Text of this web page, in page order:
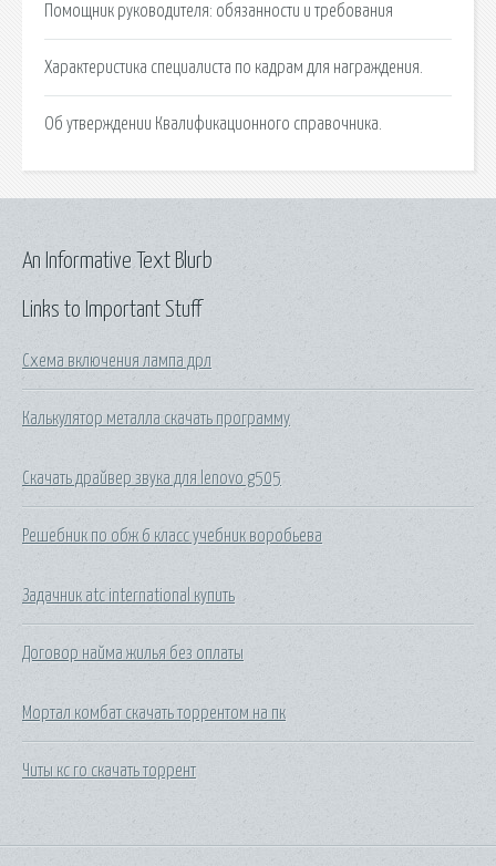
Помощник руководителя: обязанности и требования
Характеристика специалиста по кадрам для награждения.
Об утверждении Квалификационного справочника.
Links to Important Stuff
Схема включения лампа дрл
Калькулятор металла скачать программу
Скачать драйвер звука для lenovo g505
Решебник по обж 6 класс учебник воробьева
Задачник atc international купить
Договор найма жилья без оплаты
Мортал комбат скачать торрентом на пк
Читы кс го скачать торрент
An Informative Text Blurb